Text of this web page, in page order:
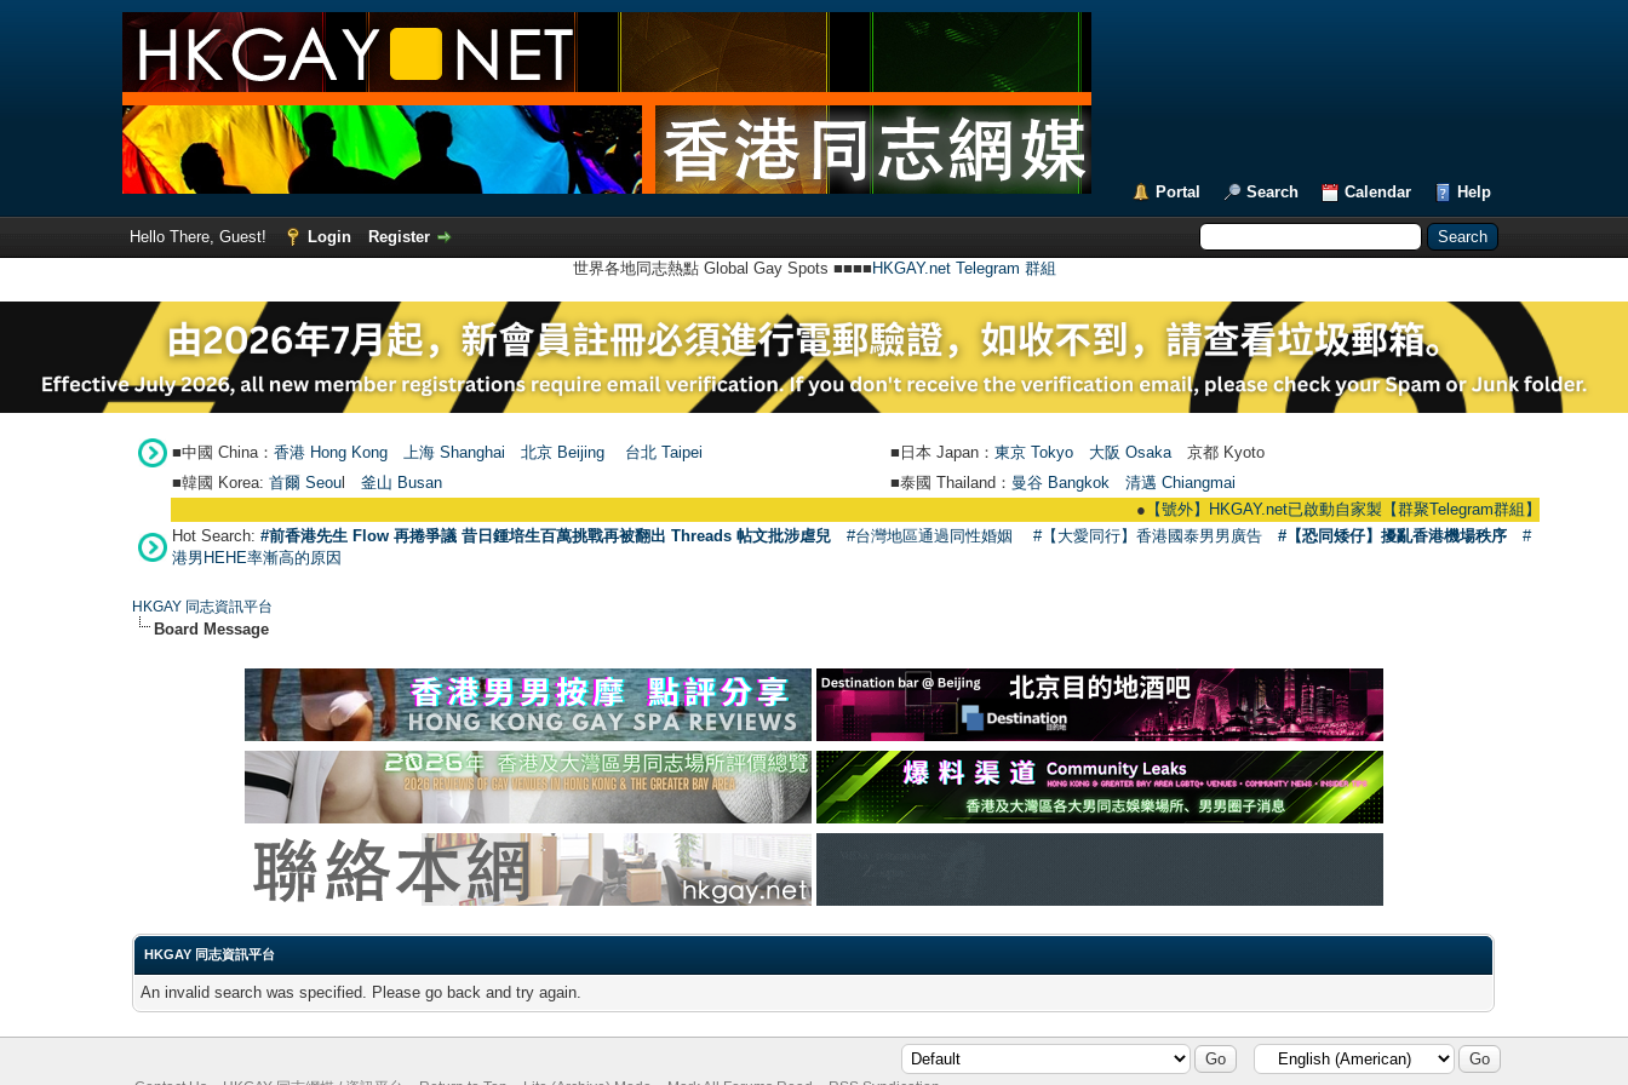
Portal Search Calendar Help
Hello There, Guest! Login
Register
世界各地同志熱點 Global Gay Spots ■■■■ HKGAY.net Telegram 群組
■中國 China： 香港 Hong Kong 上海 Shanghai 北京 Beijing 台北 Taipei ■日本 Japan： 東京 Tokyo 大阪 Osaka 京都 Kyoto
■韓國 Korea: 首爾 Seou 釜山 Busan ■泰國 Thailand： 曼谷 Bangkok
清邁 Chiangmai
【號外】HKGAY.net已啟動自家製【群聚Telegram群組】 HKGAY.net
Hot Search: #前香港先生 Flow 再捲爭議 昔日鍾培生百萬挑戰再被翻出 Threads 帖文批涉虐兒 #台灣地區通過同性婚姻 #【大愛同行】香港國泰男男廣告 #【恐同矮仔】擾亂香港機場秩序
#
港男HEHE率漸高的原因
HKGAY 同志資訊平台
Board Message
HKGAY 同志資訊平台
An invalid search was specified. Please go back and try again.